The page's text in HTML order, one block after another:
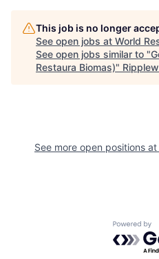
This job is no longer
See open jobs at World
See open jobs similar to "
Restaura Biomas)"
See more open positions at